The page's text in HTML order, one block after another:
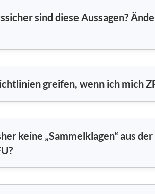
sind diese Aussagen?
greifen, wenn ich mich
keine „Sammelklagen“ aus